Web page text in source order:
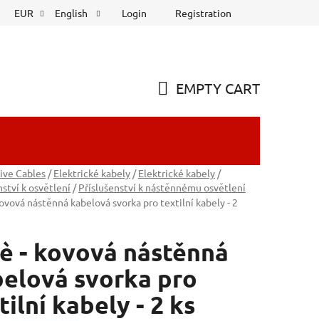
EUR English Login Registration
EMPTY CART
Cables / Elektrické kabely / Elektrické kabely /
k osvětlení / Příslušenství k nástěnnému osvětlení
nástěnná kabelová svorka pro textilní kabely - 2
- kovová nástěnná
svorka pro
kabely - 2 ks